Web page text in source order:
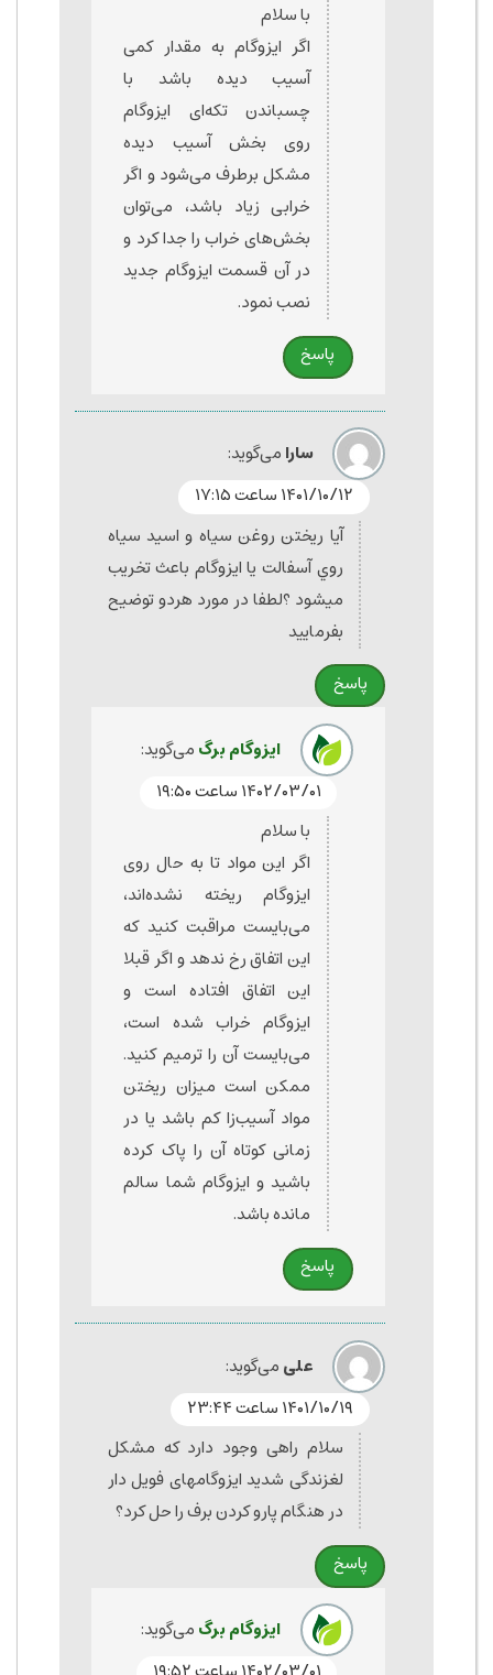
با سلام
اگر ایزوگام به مقدار کمی
آسیب دیده باشد با
چسباندن تکه‌ای ایزوگام
روی بخش آسیب دیده
مشکل برطرف می‌شود و اگر
خرابی زیاد باشد، می‌توان
بخش‌های خراب را جدا کرد و
در آن قسمت ایزوگام جدید
نصب نمود.
پاسخ
سارامی‌گوید:
۱۴۰۱/۱۰/۱۲ ساعت ۱۷:۱۵
آيا ريختن روغن سياه و اسيد سياه
روي آسفالت يا ايزوگام باعث تخريب
ميشود ؟لطفا در مورد هردو توضيح
بفرماييد
پاسخ
ایزوگام برگمی‌گوید:
۱۴۰۲/۰۳/۰۱ ساعت ۱۹:۵۰
با سلام
اگر این مواد تا به حال روی
ایزوگام ریخته نشده‌اند،
می‌بایست مراقبت کنید که
این اتفاق رخ ندهد و اگر قبلا
این اتفاق افتاده است و
ایزوگام خراب شده است،
می‌بایست آن را ترمیم کنید.
ممکن است میزان ریختن
مواد آسیب‌زا کم باشد یا در
زمانی کوتاه آن را پاک کرده
باشید و ایزوگام شما سالم
مانده باشد.
پاسخ
علیمی‌گوید:
۱۴۰۱/۱۰/۱۹ ساعت ۲۳:۴۴
سلام راهی وجود دارد که مشکل
لغزندگی شدید ایزوگامهای فویل دار
در هنگام پارو کردن برف را حل کرد؟
پاسخ
ایزوگام برگمی‌گوید: